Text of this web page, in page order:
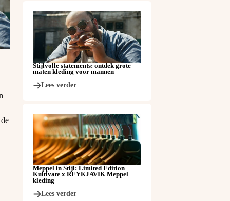
Stijlvolle statements: ontdek grote
maten kleding voor mannen
Lees verder
Meppel in Stijl: Limited Edition
Kultivate x REYKJAVIK Meppel
kleding
Lees verder